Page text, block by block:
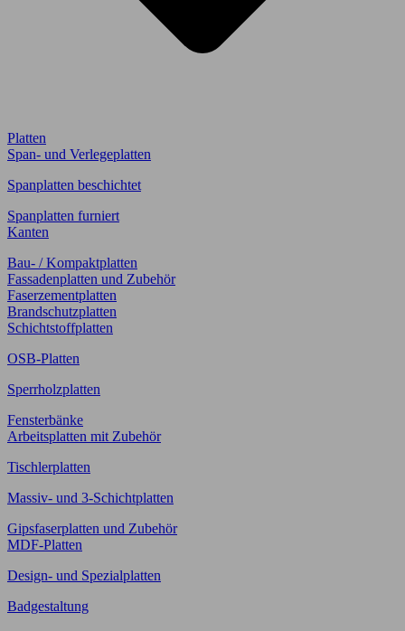
Platten
Span- und Verlegeplatten
Spanplatten beschichtet
Spanplatten furniert
Kanten
Bau- / Kompaktplatten
Fassadenplatten und Zubehör
Faserzementplatten
Brandschutzplatten
Schichtstoffplatten
OSB-Platten
Sperrholzplatten
Fensterbänke
Arbeitsplatten mit Zubehör
Tischlerplatten
Massiv- und 3-Schichtplatten
Gipsfaserplatten und Zubehör
MDF-Platten
Design- und Spezialplatten
Badgestaltung